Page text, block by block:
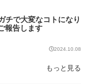
ガチで大変なコトになり
報告します
2024.10.08
もっと見る